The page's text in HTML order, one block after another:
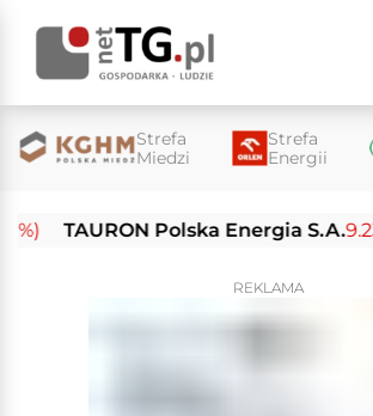
Strefa
Miedzi
Strefa
Energii
TAURON Polska Energia S.A. 9.23
REKLAMA